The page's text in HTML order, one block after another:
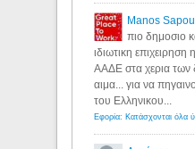
Manos
πιο δημοσιο
ιδιωτικη
ΑΑΔΕ στα χερια των
αιμα... για να
του Ελληνικου...